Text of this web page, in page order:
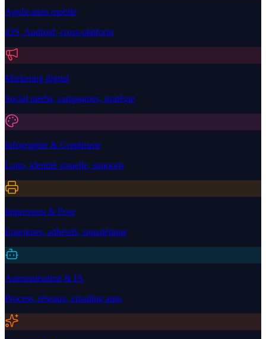
Application mobile
iOS, Android, cross-platform
Marketing digital
Social media, campagnes, stratégie
Infographie & Graphisme
Logo, identité visuelle, supports
Impression & Pose
Enseignes, adhésifs, signalétique
Automatisation & IA
Process, réseaux, emailing auto